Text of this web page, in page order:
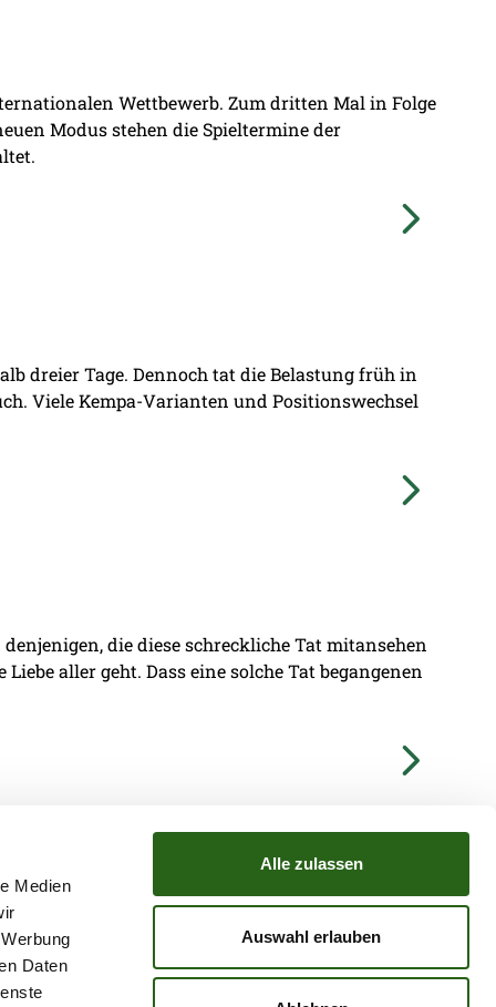
Medien
Daten
Alle zulassen
Auswahl erlauben
Wettbewerb. Zum dritten Mal in Folge
Modus stehen die Spieltermine der
dreier Tage. Dennoch tat die Belastung früh in
Viele Kempa-Varianten und Positionswechsel
die diese schreckliche Tat mitansehen
aller geht. Dass eine solche Tat begangenen
ATGB